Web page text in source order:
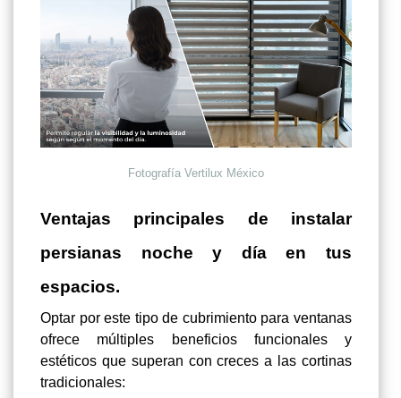
Fotografía Vertilux México
Ventajas principales de instalar
persianas noche y día en tus
espacios.
Optar por este tipo de cubrimiento para ventanas
ofrece múltiples beneficios funcionales y
estéticos que superan con creces a las cortinas
tradicionales: